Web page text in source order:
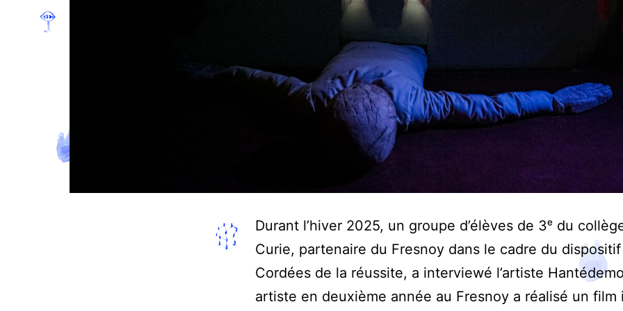
Durant l’hiver 2025, un groupe d’élèves de 3ᵉ du
Curie, partenaire du Fresnoy dans le cadre du
Cordées de la réussite, a interviewé l’artiste
artiste en deuxième année au Fresnoy a réalisé un film